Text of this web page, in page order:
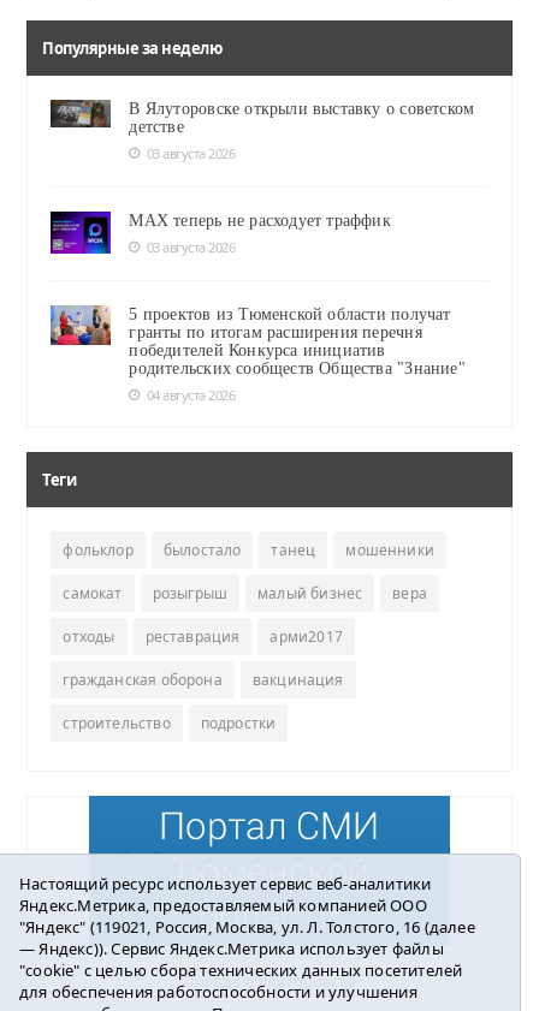
Популярные за неделю
В Ялуторовске открыли выставку о советском
детстве
03 августа 2026
MAX теперь не расходует траффик
03 августа 2026
5 проектов из Тюменской области получат
гранты по итогам расширения перечня
победителей Конкурса инициатив
родительских сообществ Общества "Знание"
04 августа 2026
Теги
фольклор былостало танец мошенники
самокат розыгрыш малый бизнес вера
отходы реставрация арми2017
гражданская оборона вакцинация
строительство подростки
Погода в Ялуторовске
Настоящий ресурс использует сервис веб-аналитики
Яндекс.Метрика, предоставляемый компанией ООО
"Яндекс" (119021, Россия, Москва, ул. Л. Толстого, 16 (далее
— Яндекс)). Сервис Яндекс.Метрика использует файлы
"cookie" с целью сбора технических данных посетителей
для обеспечения работоспособности и улучшения